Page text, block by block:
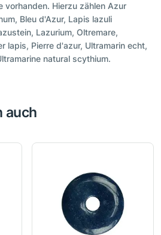
vorhanden. Hierzu zählen Azur
Bleu d'Azur, Lapis lazuli
Lazurium, Oltremare,
lapis, Pierre d'azur, Ultramarin echt,
natural scythium.
auch